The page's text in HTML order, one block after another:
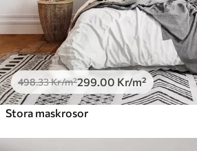
498.33Kr/m²299 .00 Kr/m²
Stora maskrosor